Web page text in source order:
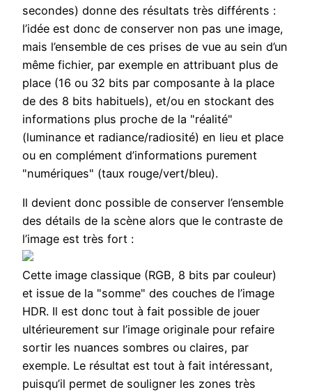
secondes) donne des résultats très différents :
l’idée est donc de conserver non pas une image,
mais l’ensemble de ces prises de vue au sein d’un
même fichier, par exemple en attribuant plus de
place (16 ou 32 bits par composante à la place
de des 8 bits habituels), et/ou en stockant des
informations plus proche de la "réalité"
(luminance et radiance/radiosité) en lieu et place
ou en complément d’informations purement
"numériques" (taux rouge/vert/bleu).
Il devient donc possible de conserver l’ensemble
des détails de la scène alors que le contraste de
l’image est très fort :
Cette image classique (RGB, 8 bits par couleur)
et issue de la "somme" des couches de l’image
HDR. Il est donc tout à fait possible de jouer
ultérieurement sur l’image originale pour refaire
sortir les nuances sombres ou claires, par
exemple. Le résultat est tout à fait intéressant,
puisqu’il permet de souligner les zones très